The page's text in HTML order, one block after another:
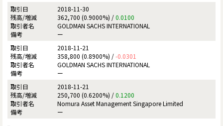
2018-11-30
362,700 (0.9000%) /0.0100
GOLDMAN SACHS INTERNATIONAL
ー
2018-11-21
358,800 (0.8900%) /-0.0301
GOLDMAN SACHS INTERNATIONAL
ー
2018-11-21
250,700 (0.6200%) /0.1200
Nomura Asset Management Singapore Limited
ー